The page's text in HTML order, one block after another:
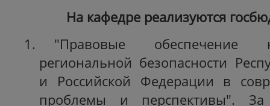
На кафедре реализуются
"Правовые обеспечение
региональной безопасности
и Российской Федерации в
проблемы и перспективы".